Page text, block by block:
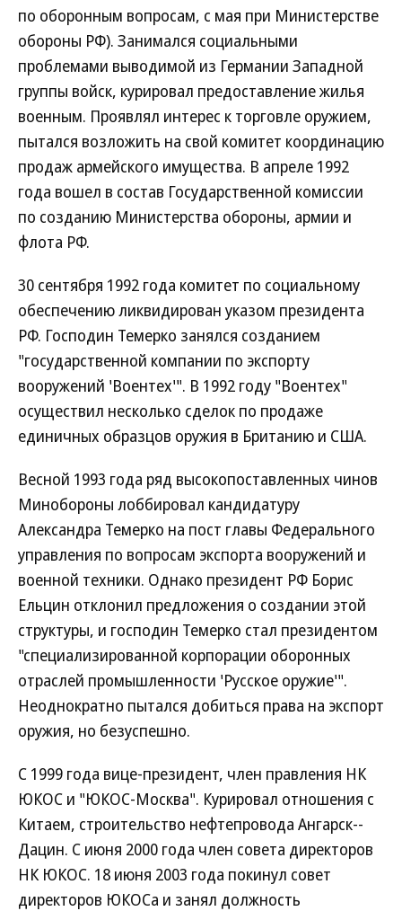
по оборонным вопросам, с мая при Министерстве
обороны РФ). Занимался социальными
проблемами выводимой из Германии Западной
группы войск, курировал предоставление жилья
военным. Проявлял интерес к торговле оружием,
пытался возложить на свой комитет координацию
продаж армейского имущества. В апреле 1992
года вошел в состав Государственной комиссии
по созданию Министерства обороны, армии и
флота РФ.
30 сентября 1992 года комитет по социальному
обеспечению ликвидирован указом президента
РФ. Господин Темерко занялся созданием
"государственной компании по экспорту
вооружений 'Воентех'". В 1992 году "Воентех"
осуществил несколько сделок по продаже
единичных образцов оружия в Британию и США.
Весной 1993 года ряд высокопоставленных чинов
Минобороны лоббировал кандидатуру
Александра Темерко на пост главы Федерального
управления по вопросам экспорта вооружений и
военной техники. Однако президент РФ Борис
Ельцин отклонил предложения о создании этой
структуры, и господин Темерко стал президентом
"специализированной корпорации оборонных
отраслей промышленности 'Русское оружие'".
Неоднократно пытался добиться права на экспорт
оружия, но безуспешно.
С 1999 года вице-президент, член правления НК
ЮКОС и "ЮКОС-Москва". Курировал отношения с
Китаем, строительство нефтепровода Ангарск--
Дацин. С июня 2000 года член совета директоров
НК ЮКОС. 18 июня 2003 года покинул совет
директоров ЮКОСа и занял должность